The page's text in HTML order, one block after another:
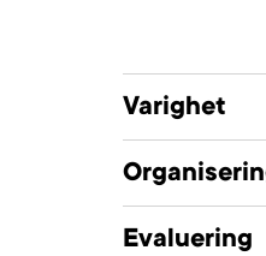
Varighet
Evaluering